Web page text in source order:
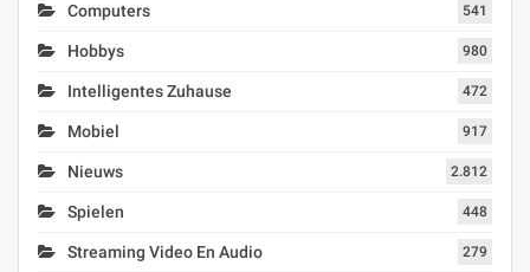
Computers 541
Hobbys 980
Intelligentes Zuhause 472
Mobiel 917
Nieuws 2.812
Spielen 448
Streaming Video En Audio 279